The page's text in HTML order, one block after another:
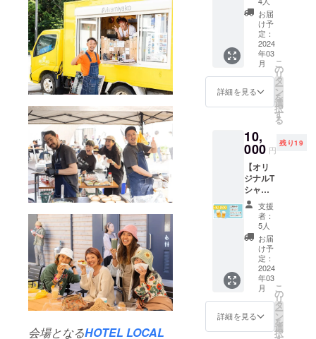
会場となるHOTEL LOCAL
る。帰国後
は独学でカ
レーを研究
し移動販売
を開始。試
行錯誤を重
ねた後、27
歳で郊外の
借り、念願
のカレー店
（まなつの
スパイスカ
フェ茶音
間）を開業
させる。
沢山の人に
支持され13
年間続ける
も不動産上
の問題でや
むなく閉
分前に
ご入場
いただ
けま
す。 ・
こちら
のリ
ターン
渡しと
なりま
す。 ・
当日、
会場に
お越し
になれ
なかっ
た場
合、ま
た郵送
をご希
望の場
合は着
払いに
りさせ
て頂き
×59㎜）
・場内
案内
図）
（A4用
紙） ス
テッ
カー×１
ル券×１
（１，
５００
円相
当） お
名前入
り
（小）
特製T
シャツ
・ご支
援いた
だいた
全ての
お客様
は、会
場時間
の３０
ラン】
お礼の
手紙 ス
テッ
カー×１
islandb
rewing
ロゴ入
りビア
１
（400m
l）
islandb
rewing
ロゴ入
り保冷
バック×
（？）
・こち
らのリ
ターン
は、郵
送にて
ご自宅
にお送
お届
け予
定：
2024
年03
月
詳細を見る
こ
の
リ
タ
ー
ン
を
選
択
す
る
10,
000 円
残り19
【オリ
ジナルT
シャツ
を着て
ビア
フェス
を楽し
むプラ
ン②】
お礼の
手紙 入
場セッ
ト×１
・リス
トバン
ド（紙
支援
者：
5人
お届
け予
定：
2024
年03
月
詳細を見る
こ
の
リ
タ
ー
ン
を
選
択